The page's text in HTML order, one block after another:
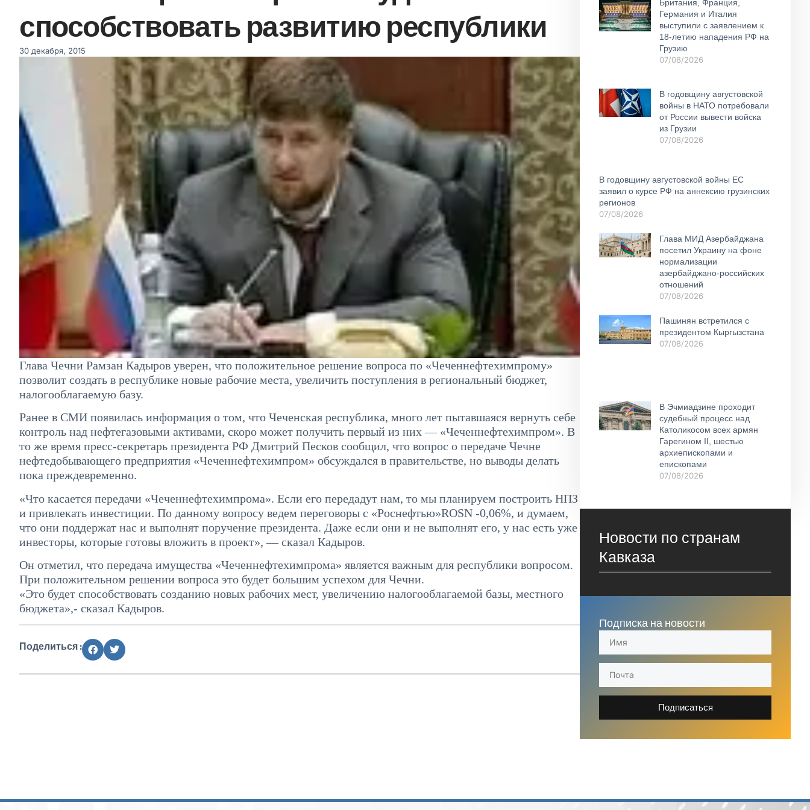
способствовать развитию республики
30 декабря, 2015
Глава Чечни Рамзан Кадыров уверен, что положительное решение вопроса по «Чеченнефтехимпрому»
позволит создать в республике новые рабочие места, увеличить поступления в региональный бюджет,
налогооблагаемую базу.
Ранее в СМИ появилась информация о том, что Чеченская республика, много лет пытавшаяся вернуть себе
контроль над нефтегазовыми активами, скоро может получить первый из них — «Чеченнефтехимпром». В
то же время пресс-секретарь президента РФ Дмитрий Песков сообщил, что вопрос о передаче Чечне
нефтедобывающего предприятия «Чеченнефтехимпром» обсуждался в правительстве, но выводы делать
пока преждевременно.
«Что касается передачи «Чеченнефтехимпрома». Если его передадут нам, то мы планируем построить НПЗ
и привлекать инвестиции. По данному вопросу ведем переговоры с «Роснефтью»ROSN -0,06%, и думаем,
что они поддержат нас и выполнят поручение президента. Даже если они и не выполнят его, у нас есть уже
инвесторы, которые готовы вложить в проект», — сказал Кадыров.
Он отметил, что передача имущества «Чеченнефтехимпрома» является важным для республики вопросом.
При положительном решении вопроса это будет большим успехом для Чечни.
«Это будет способствовать созданию новых рабочих мест, увеличению налогооблагаемой базы, местного
бюджета»,- сказал Кадыров.
Поделиться :
Британия, Франция,
Германия и Италия
выступили с заявлением к
18-летию нападения РФ на
Грузию
07/08/2026
В годовщину августовской
войны в НАТО потребовали
от России вывести войска
из Грузии
07/08/2026
В годовщину августовской войны ЕС
заявил о курсе РФ на аннексию грузинских
регионов
07/08/2026
Глава МИД Азербайджана
посетил Украину на фоне
нормализации
азербайджано-российских
отношений
07/08/2026
Пашинян встретился с
президентом Кыргызстана
07/08/2026
В Эчмиадзине проходит
судебный процесс над
Католикосом всех армян
Гарегином II, шестью
архиепископами и
епископами
07/08/2026
Новости по странам
Кавказа
Подписка на новости
Подписаться